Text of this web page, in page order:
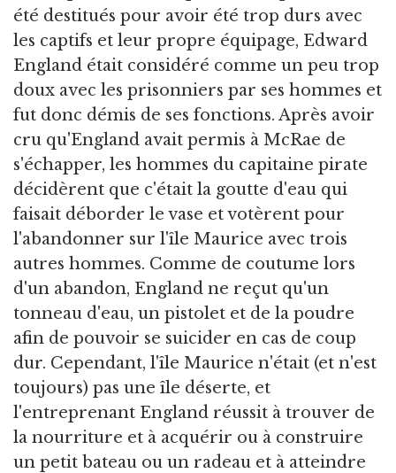
été destitués pour avoir été trop durs avec
les captifs et leur propre équipage, Edward
England était considéré comme un peu trop
doux avec les prisonniers par ses hommes et
fut donc démis de ses fonctions. Après avoir
cru qu'England avait permis à McRae de
s'échapper, les hommes du capitaine pirate
décidèrent que c'était la goutte d'eau qui
faisait déborder le vase et votèrent pour
l'abandonner sur l'île Maurice avec trois
autres hommes. Comme de coutume lors
d'un abandon, England ne reçut qu'un
tonneau d'eau, un pistolet et de la poudre
afin de pouvoir se suicider en cas de coup
dur. Cependant, l'île Maurice n'était (et n'est
toujours) pas une île déserte, et
l'entreprenant England réussit à trouver de
la nourriture et à acquérir ou à construire
un petit bateau ou un radeau et à atteindre